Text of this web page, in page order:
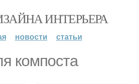
ИНТЕРЬЕРА
новости статьи
компоста